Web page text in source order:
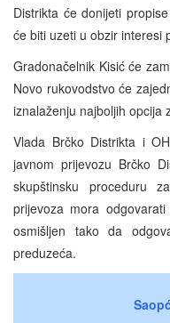
Distrikta će donijeti
će biti uzeti u obzir interesi
Gradonačelnik Kisić će
Novo rukovodstvo će
iznalaženju najboljih opcija
Vlada Brčko Distrikta i
javnom prijevozu Brčko
skupštinsku proceduru
prijevoza mora
osmišljen tako da
preduzeća.